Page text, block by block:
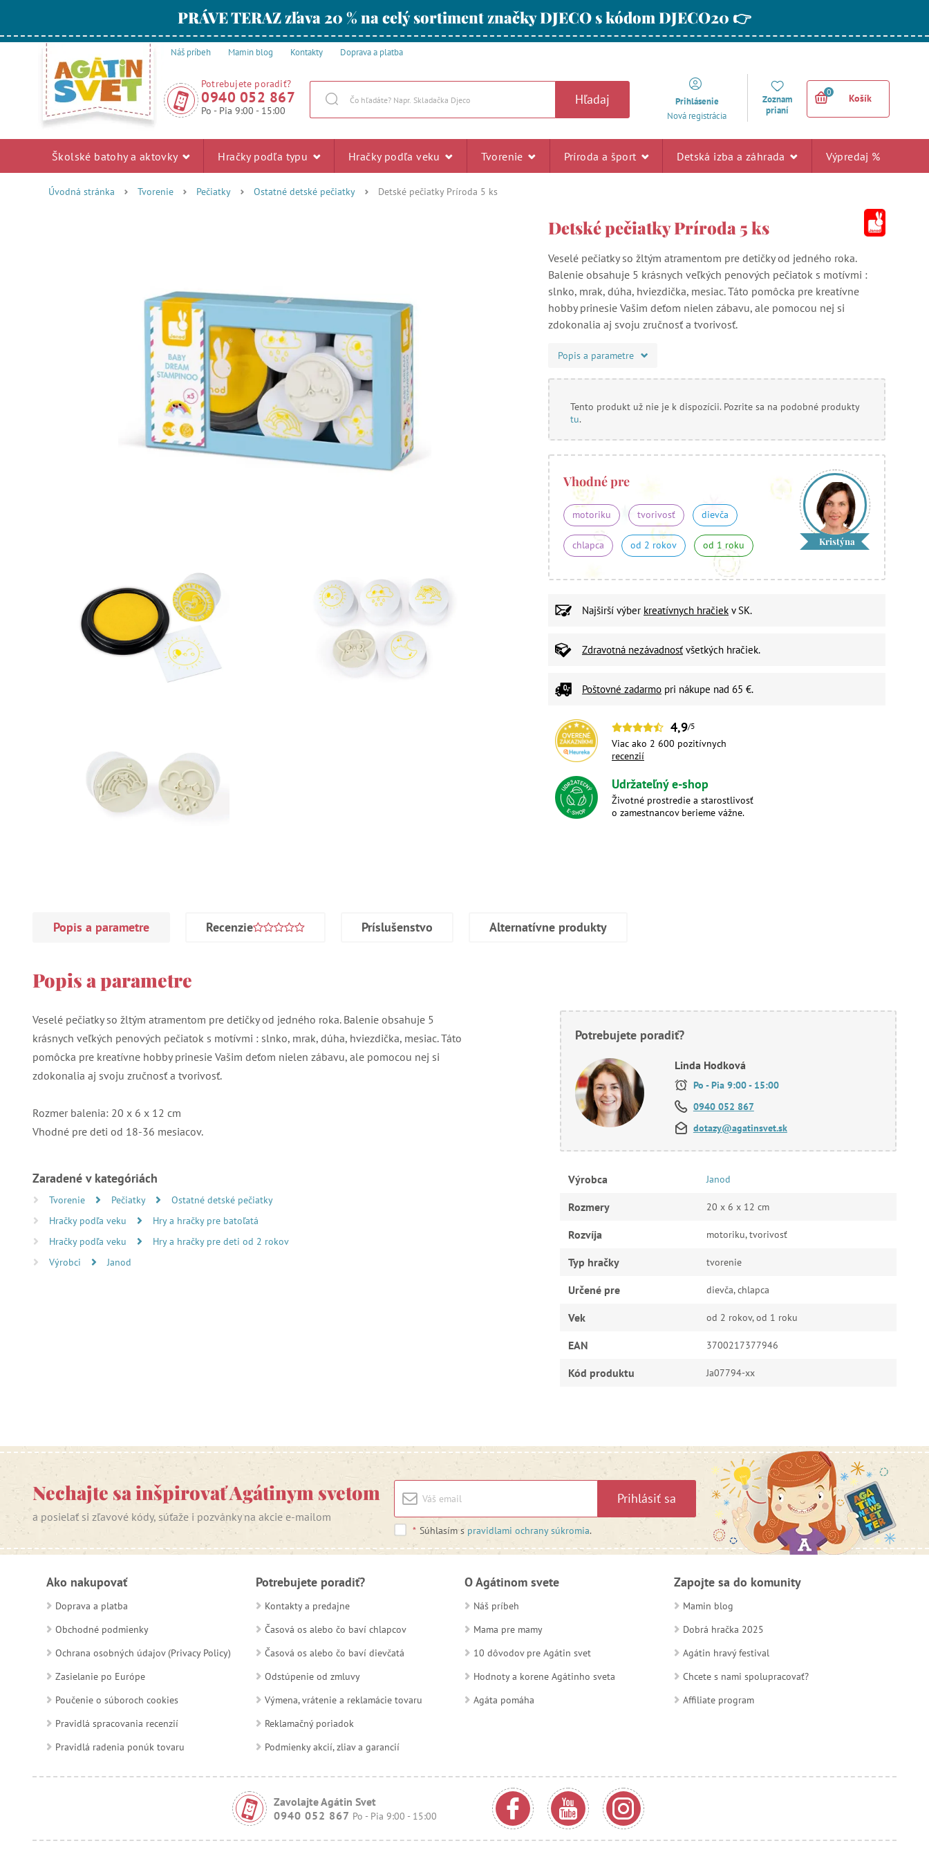
PRÁVE TERAZ zľava 20 % na celý sortiment značky DJECO s kódom DJECO20 👉
Náš príbeh Mamin blog Kontakty Doprava a platba
Potrebujete poradiť?
0940 052 867
Po - Pia 9:00 - 15:00
Hľadaj
Prihlásenie
Nová registrácia
Zoznam
prianí
0
Košík
Školské batohy a aktovky Hračky podľa typu Hračky podľa veku Tvorenie Príroda a šport Detská izba a záhrada Výpredaj %
Úvodná stránka Tvorenie Pečiatky Ostatné detské pečiatky Detské pečiatky Príroda 5 ks
Detské pečiatky Príroda 5 ks
Veselé pečiatky so žltým atramentom pre detičky od jedného roka.
Balenie obsahuje 5 krásnych veľkých penových pečiatok s motívmi :
slnko, mrak, dúha, hviezdička, mesiac. Táto pomôcka pre kreatívne
hobby prinesie Vašim deťom nielen zábavu, ale pomocou nej si
zdokonalia aj svoju zručnosť a tvorivosť.
Popis a parametre
Tento produkt už nie je k dispozícii. Pozrite sa na podobné produkty
tu.
Vhodné pre
motoriku tvorivosť dievča
chlapca od 2 rokov od 1 roku Kristýna
Najširší výber kreatívnych hračiek v SK.
Zdravotná nezávadnosť všetkých hračiek.
Poštovné zadarmo pri nákupe nad 65 €.
4,9/5
Viac ako 2 600 pozitívnych
recenzií
Udržateľný e-shop
Životné prostredie a starostlivosť
o zamestnancov berieme vážne.
Popis a parametre Recenzie Príslušenstvo Alternatívne produkty
Popis a parametre
Veselé pečiatky so žltým atramentom pre detičky od jedného roka. Balenie obsahuje 5
krásnych veľkých penových pečiatok s motívmi : slnko, mrak, dúha, hviezdička, mesiac. Táto
pomôcka pre kreatívne hobby prinesie Vašim deťom nielen zábavu, ale pomocou nej si
zdokonalia aj svoju zručnosť a tvorivosť.
Rozmer balenia: 20 x 6 x 12 cm
Vhodné pre deti od 18-36 mesiacov.
Zaradené v kategóriách
Tvorenie Pečiatky
Ostatné detské pečiatky
Hračky podľa veku
Hry a hračky pre batoľatá
Hračky podľa veku
Hry a hračky pre deti od 2 rokov
Výrobci
Janod
Potrebujete poradiť?
Linda Hodková
Po - Pia 9:00 - 15:00
0940 052 867
dotazy@agatinsvet.sk
Výrobca Janod
Rozmery 20 x 6 x 12 cm
Rozvíja motoriku, tvorivosť
Typ hračky tvorenie
Určené pre dievča, chlapca
Vek od 2 rokov, od 1 roku
EAN 3700217377946
Kód produktu Ja07794-xx
Nechajte sa inšpirovať Agátinym svetom
a posielať si zľavové kódy, súťaže i pozvánky na akcie e-mailom
Prihlásiť sa
* Súhlasím s pravidlami ochrany súkromia.
Ako nakupovať
Doprava a platba
Obchodné podmienky
Ochrana osobných údajov (Privacy Policy)
Zasielanie po Európe
Poučenie o súboroch cookies
Pravidlá spracovania recenzií
Pravidlá radenia ponúk tovaru
Potrebujete poradiť?
Kontakty a predajne
Časová os alebo čo baví chlapcov
Časová os alebo čo baví dievčatá
Odstúpenie od zmluvy
Výmena, vrátenie a reklamácie tovaru
Reklamačný poriadok
Podmienky akcií, zliav a garancií
O Agátinom svete
Náš príbeh
Mama pre mamy
10 dôvodov pre Agátin svet
Hodnoty a korene Agátinho sveta
Agáta pomáha
Zapojte sa do komunity
Mamin blog
Dobrá hračka 2025
Agátin hravý festival
Chcete s nami spolupracovať?
Affiliate program
Zavolajte Agátin Svet
0940 052 867 Po - Pia 9:00 - 15:00